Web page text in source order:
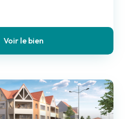
Voir le bien